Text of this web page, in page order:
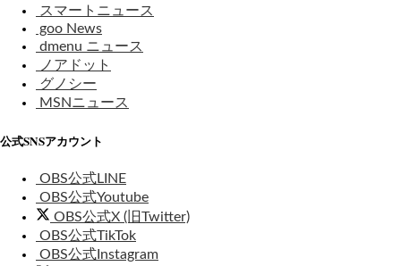
スマートニュース
goo News
dmenu ニュース
ノアドット
グノシー
MSNニュース
公式SNSアカウント
OBS公式LINE
OBS公式Youtube
OBS公式X (旧Twitter)
OBS公式TikTok
OBS公式Instagram